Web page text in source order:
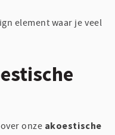
element waar je veel
onze akoestische